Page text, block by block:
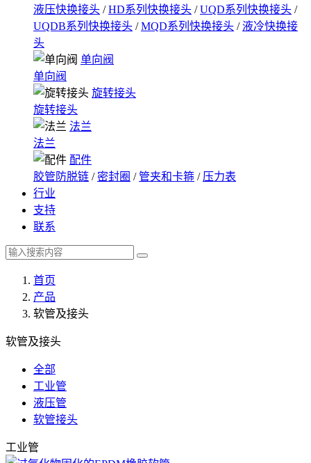
液压快换接头 /HD系列快换接头 /UQD系列快换接头 /
UQDB系列快换接头 /MQD系列快换接头 / 液冷快换接
头
单向阀
单向阀
旋转接头
旋转接头
法兰
法兰
配件
胶管防脱链 / 密封圈 / 管夹和卡箍 / 压力表
行业
支持
联系
首页
产品
软管及接头
软管及接头
全部
工业管
液压管
软管接头
工业管